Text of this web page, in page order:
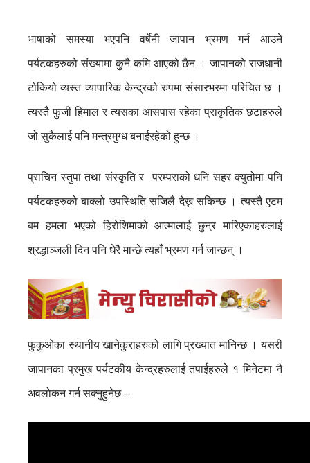
भाषाको समस्या भएपनि वर्षेनी जापान भ्रमण गर्न आउने
पर्यटकहरुको संख्यामा कुनै कमि आएको छैन । जापानको राजधानी
टोकियो व्यस्त व्यापारिक केन्द्रको रुपमा संसारभरमा परिचित छ ।
त्यस्तै फुजी हिमाल र त्यसका आसपास रहेका प्राकृतिक छटाहरुले
जो सुकैलाई पनि मन्त्रमुग्ध बनाईरहेको हुन्छ ।
प्राचिन स्तुपा तथा संस्कृति र परम्पराको धनि सहर क्युतोमा पनि
पर्यटकहरुको बाक्लो उपस्थिति सजिलै देख्न सकिन्छ । त्यस्तै एटम
बम हमला भएको हिरोशिमाको आत्मालाई छुन्र मारिएकाहरुलाई
श्रद्धाञ्जली दिन पनि धेरै मान्छे त्यहाँ भ्रमण गर्न जान्छन् ।
फुकुओका स्थानीय खानेकुराहरुको लागि प्रख्यात मानिन्छ । यसरी
जापानका प्रमुख पर्यटकीय केन्द्रहरुलाई तपाईहरुले १ मिनेटमा नै
अवलोकन गर्न सक्नुहुनेछ –